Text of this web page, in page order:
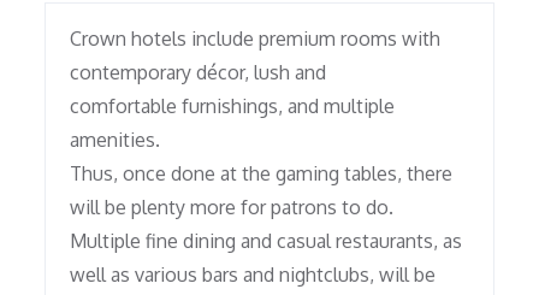
Crown hotels include premium rooms with
contemporary décor, lush and
comfortable furnishings, and multiple
amenities.
Thus, once done at the gaming tables, there
will be plenty more for patrons to do.
Multiple fine dining and casual restaurants, as
well as various bars and nightclubs, will be